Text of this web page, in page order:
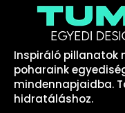
Inspiráló pillanatok
poharaink
mindennapjaidba.
hidratáláshoz.